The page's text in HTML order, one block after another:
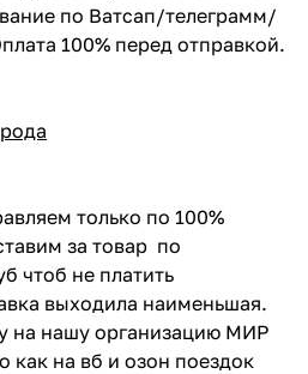
по Ватсап/телеграмм/
100% перед отправкой.
только по 100%
за товар по
чтоб не платить
выходила наименьшая.
на нашу организацию МИР
на вб и озон поездок